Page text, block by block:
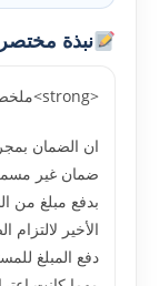
نبذة
<strong>ملخص الدراسة:</strong>
ان الضمان
ضمان غير
بدفع مبلغ من
الأخير
دفع المبلغ